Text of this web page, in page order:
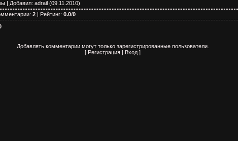
| Добавил: adrail (09.11.2010)
: 2 | Рейтинг: 0.0/0
Добавлять комментарии могут только зарегистрированные пользователи.
[ Регистрация | Вход ]